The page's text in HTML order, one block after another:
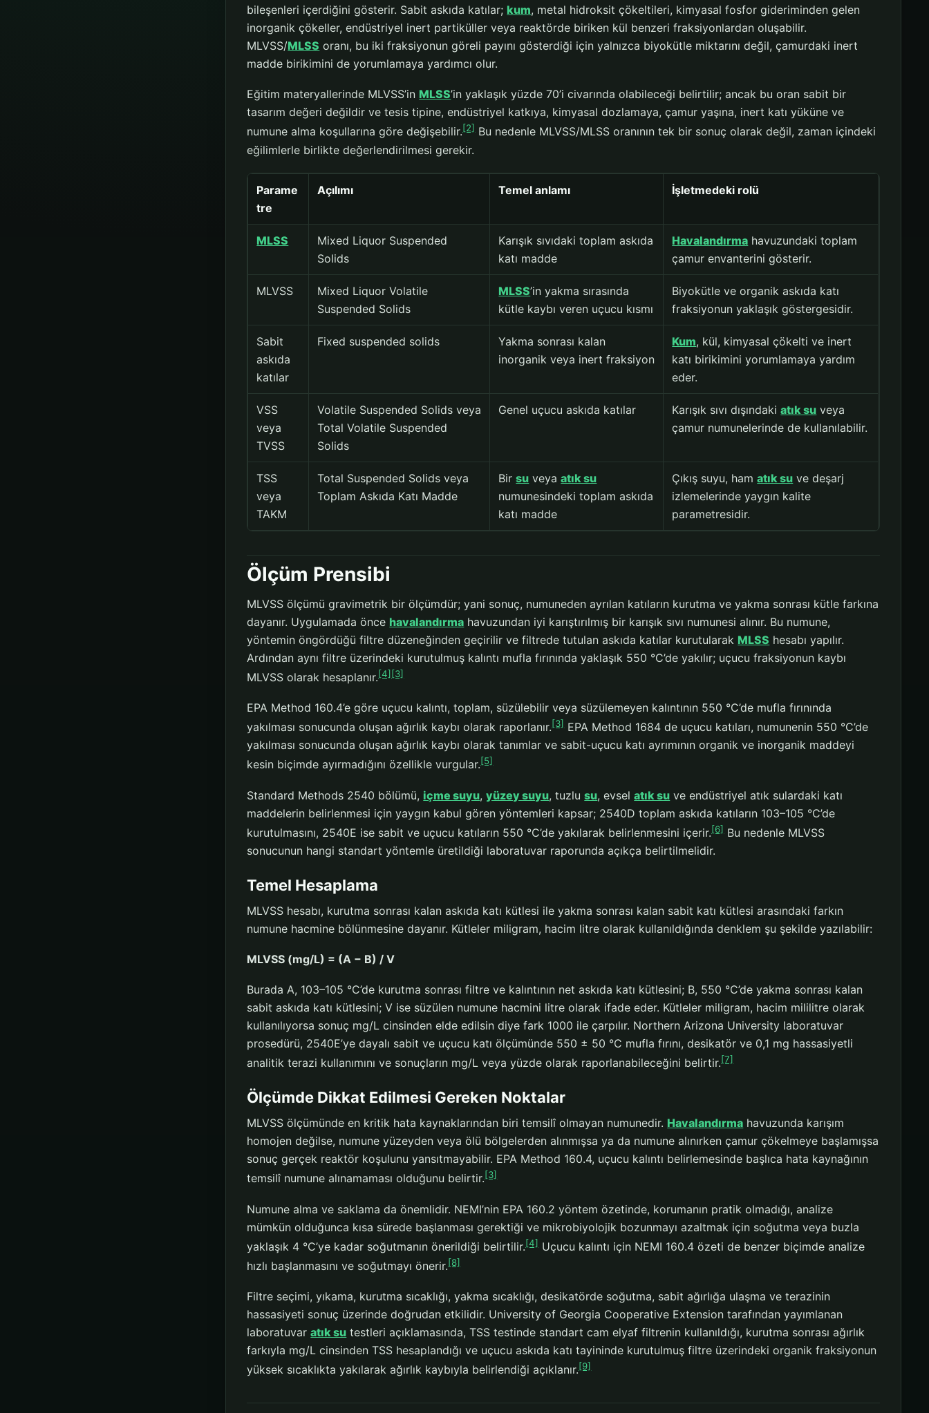
bileşenleri içerdiğini gösterir. Sabit askıda katılar; kum, metal hidroksit çökeltileri, kimyasal fosfor gideriminden gelen
inorganik çökeller, endüstriyel inert partiküller veya reaktörde biriken kül benzeri fraksiyonlardan oluşabilir.
MLVSS/MLSS oranı, bu iki fraksiyonun göreli payını gösterdiği için yalnızca biyokütle miktarını değil, çamurdaki inert
madde birikimini de yorumlamaya yardımcı olur.
Eğitim materyallerinde MLVSS’in MLSS’in yaklaşık yüzde 70’i civarında olabileceği belirtilir; ancak bu oran sabit bir
tasarım değeri değildir ve tesis tipine, endüstriyel katkıya, kimyasal dozlamaya, çamur yaşına, inert katı yüküne ve
numune alma koşullarına göre değişebilir.[2] Bu nedenle MLVSS/MLSS oranının tek bir sonuç olarak değil, zaman içindeki
eğilimlerle birlikte değerlendirilmesi gerekir.
Parame
tre
Açılımı Temel anlamı İşletmedeki rolü
MLSS
Mixed Liquor Suspended
Solids
Karışık sıvıdaki toplam askıda
katı madde
Havalandırma havuzundaki toplam
çamur envanterini gösterir.
MLVSS
Mixed Liquor Volatile
Suspended Solids
MLSS’in yakma sırasında
kütle kaybı veren uçucu kısmı
Biyokütle ve organik askıda katı
fraksiyonun yaklaşık göstergesidir.
Sabit
askıda
katılar
Fixed suspended solids
Yakma sonrası kalan
inorganik veya inert fraksiyon
Kum, kül, kimyasal çökelti ve inert
katı birikimini yorumlamaya yardım
eder.
VSS
veya
TVSS
Volatile Suspended Solids veya
Total Volatile Suspended
Solids
Genel uçucu askıda katılar Karışık sıvı dışındakiatık su veya
çamur numunelerinde de kullanılabilir.
TSS
veya
TAKM
Total Suspended Solids veya
Toplam Askıda Katı Madde
Birsu veyaatık su
numunesindeki toplam askıda
katı madde
Çıkış suyu, hamatık su ve deşarj
izlemelerinde yaygın kalite
parametresidir.
Ölçüm Prensibi
MLVSS ölçümü gravimetrik bir ölçümdür; yani sonuç, numuneden ayrılan katıların kurutma ve yakma sonrası kütle farkına
dayanır. Uygulamada önce havalandırma havuzundan iyi karıştırılmış bir karışık sıvı numunesi alınır. Bu numune,
yöntemin öngördüğü filtre düzeneğinden geçirilir ve filtrede tutulan askıda katılar kurutularak MLSS hesabı yapılır.
Ardından aynı filtre üzerindeki kurutulmuş kalıntı mufla fırınında yaklaşık 550 °C’de yakılır; uçucu fraksiyonun kaybı
MLVSS olarak hesaplanır.[4] [3]
EPA Method 160.4’e göre uçucu kalıntı, toplam, süzülebilir veya süzülemeyen kalıntının 550 °C’de mufla fırınında
yakılması sonucunda oluşan ağırlık kaybı olarak raporlanır.[3] EPA Method 1684 de uçucu katıları, numunenin 550 °C’de
yakılması sonucunda oluşan ağırlık kaybı olarak tanımlar ve sabit-uçucu katı ayrımının organik ve inorganik maddeyi
kesin biçimde ayırmadığını özellikle vurgular.[5]
Standard Methods 2540 bölümü, içme suyu,yüzey suyu, tuzlusu, evselatık su ve endüstriyel atık sulardaki katı
maddelerin belirlenmesi için yaygın kabul gören yöntemleri kapsar; 2540D toplam askıda katıların 103–105 °C’de
kurutulmasını, 2540E ise sabit ve uçucu katıların 550 °C’de yakılarak belirlenmesini içerir.[6] Bu nedenle MLVSS
sonucunun hangi standart yöntemle üretildiği laboratuvar raporunda açıkça belirtilmelidir.
Temel Hesaplama
MLVSS hesabı, kurutma sonrası kalan askıda katı kütlesi ile yakma sonrası kalan sabit katı kütlesi arasındaki farkın
numune hacmine bölünmesine dayanır. Kütleler miligram, hacim litre olarak kullanıldığında denklem şu şekilde yazılabilir:
MLVSS (mg/L) = (A − B) / V
Burada A, 103–105 °C’de kurutma sonrası filtre ve kalıntının net askıda katı kütlesini; B, 550 °C’de yakma sonrası kalan
sabit askıda katı kütlesini; V ise süzülen numune hacmini litre olarak ifade eder. Kütleler miligram, hacim mililitre olarak
kullanılıyorsa sonuç mg/L cinsinden elde edilsin diye fark 1000 ile çarpılır. Northern Arizona University laboratuvar
prosedürü, 2540E’ye dayalı sabit ve uçucu katı ölçümünde 550 ± 50 °C mufla fırını, desikatör ve 0,1 mg hassasiyetli
analitik terazi kullanımını ve sonuçların mg/L veya yüzde olarak raporlanabileceğini belirtir.[7]
Ölçümde Dikkat Edilmesi Gereken Noktalar
MLVSS ölçümünde en kritik hata kaynaklarından biri temsilî olmayan numunedir. Havalandırma havuzunda karışım
homojen değilse, numune yüzeyden veya ölü bölgelerden alınmışsa ya da numune alınırken çamur çökelmeye başlamışsa
sonuç gerçek reaktör koşulunu yansıtmayabilir. EPA Method 160.4, uçucu kalıntı belirlemesinde başlıca hata kaynağının
temsilî numune alınamaması olduğunu belirtir.[3]
Numune alma ve saklama da önemlidir. NEMI’nin EPA 160.2 yöntem özetinde, korumanın pratik olmadığı, analize
mümkün olduğunca kısa sürede başlanması gerektiği ve mikrobiyolojik bozunmayı azaltmak için soğutma veya buzla
yaklaşık 4 °C’ye kadar soğutmanın önerildiği belirtilir.[4] Uçucu kalıntı için NEMI 160.4 özeti de benzer biçimde analize
hızlı başlanmasını ve soğutmayı önerir.[8]
Filtre seçimi, yıkama, kurutma sıcaklığı, yakma sıcaklığı, desikatörde soğutma, sabit ağırlığa ulaşma ve terazinin
hassasiyeti sonuç üzerinde doğrudan etkilidir. University of Georgia Cooperative Extension tarafından yayımlanan
laboratuvaratık su testleri açıklamasında, TSS testinde standart cam elyaf filtrenin kullanıldığı, kurutma sonrası ağırlık
farkıyla mg/L cinsinden TSS hesaplandığı ve uçucu askıda katı tayininde kurutulmuş filtre üzerindeki organik fraksiyonun
yüksek sıcaklıkta yakılarak ağırlık kaybıyla belirlendiği açıklanır.[9]